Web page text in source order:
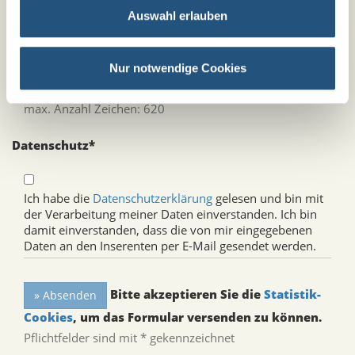
Auswahl erlauben
Nur notwendige Cookies
max. Anzahl Zeichen:620
Datenschutz*
Ich habe die Datenschutzerklärung gelesen und bin mit
der Verarbeitung meiner Daten einverstanden. Ich bin
damit einverstanden, dass die von mir eingegebenen
Daten an den Inserenten per E-Mail gesendet werden.
Bitte akzeptieren Sie die Statistik-
Cookies, um das Formular versenden zu können.
Pflichtfelder sind mit * gekennzeichnet